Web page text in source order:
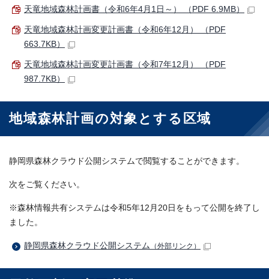
天竜地域森林計画書（令和6年4月1日～） （PDF 6.9MB）
天竜地域森林計画変更計画書（令和6年12月） （PDF
663.7KB）
天竜地域森林計画変更計画書（令和7年12月） （PDF
987.7KB）
地域森林計画の対象とする区域
静岡県森林クラウド公開システムで閲覧することができます。
次をご覧ください。
※森林情報共有システムは令和5年12月20日をもって公開を終了し
ました。
静岡県森林クラウド公開システム （外部リンク）